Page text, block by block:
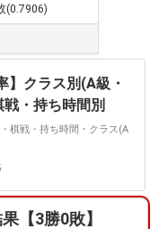
(0.7906)
】クラス別(A級・
・持ち時間別
棋戦・持ち時間・クラス(A
【3勝0敗】